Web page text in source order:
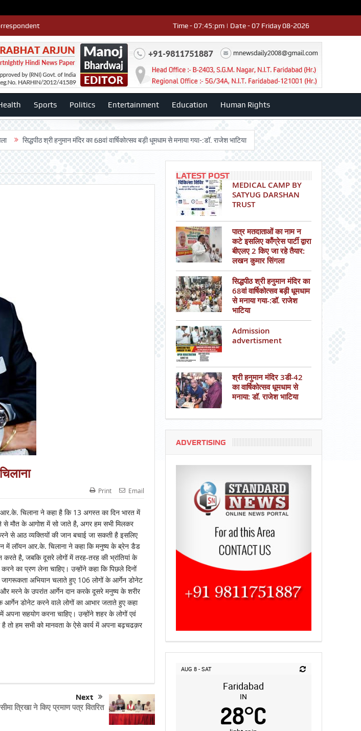
Time - 07:45:pm | Date - 07 Friday 08-2026
Sports Politics Entertainment Education Human Rights
श्री हनुमान मंदिर का 68वां वार्षिकोत्सव बड़ी धूमधाम से मनाया गया-:डॉ. राजेश भाटिया Admission advertisment श्री हनुमान
Print Email
चिलाना ने कहा है कि 13 अगस्त का दिन भारत में
से मौत के आगोश में सो जाते है, अगर हम सभी मिलकर
से आठ व्यक्तियों की जान बचाई जा सकती है इसलिए
में लॉयन आर.के. चिलाना ने कहा कि मनुष्य के ब्रेन डैड
करते है, जबकि दूसरे लोगों में तरह-तरह की भ्रांतियां के
का प्रण लेना चाहिए। उन्होंने कहा कि पिछले दिनों
जागरूकता अभियान चलाते हुए 106 लोगों के आर्गेन डोनेट
मरने के उपरांत आर्गेन दान करके दूसरे मनुष्य के शरीर
डोनेट करने वाले लोगों का आभार जताते हुए कहा
सहयोग करना चाहिए। उन्होंने शहर के लोगों एवं
हम सभी को मानवता के ऐसे कार्य में अपना बढ़चढक़र
Next
सीमा त्रिखा ने किए प्रमाण पत्र वितरित
LATEST POST
MEDICAL CAMP BY
SATYUG DARSHAN
TRUST
पात्र मतदाताओं का नाम न
कटे इसलिए काँग्रेस पार्टी द्वारा
बीएलए 2 किए जा रहे तैयार:
लखन कुमार सिंगला
सिद्धपीठ श्री हनुमान मंदिर का
68वां वार्षिकोत्सव बड़ी धूमधाम
से मनाया गया-:डॉ. राजेश
भाटिया
Admission
advertisment
श्री हनुमान मंदिर 3डी-42
का वार्षिकोत्सव धूमधाम से
मनाया: डॉ. राजेश भाटिया
ADVERTISING
AUG 8 - SAT
Faridabad
IN
28°C